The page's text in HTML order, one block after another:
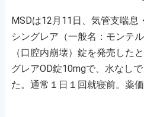
MSDは12月11日、気管支喘息
シングレア（一般名：モンテ
（口腔内崩壊）錠を発売した
グレアOD錠10mgで、水なし
た。通常１日１回就寝前。薬